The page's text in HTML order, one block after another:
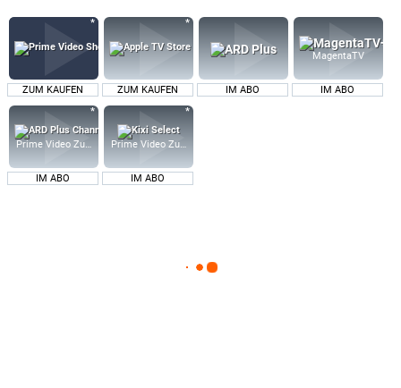
ZUM KAUFEN ZUM KAUFEN IM ABO
MagentaTV
IM ABO
Prime Video Zusatz-Kanäle
IM ABO
Prime Video Zusatz-Kanäle
IM ABO